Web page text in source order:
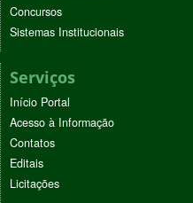
Concursos
Sistemas Institucionais
Serviços
Início Portal
Acesso à Informação
Contatos
Editais
Licitações